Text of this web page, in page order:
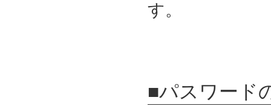
す。
■パスワード